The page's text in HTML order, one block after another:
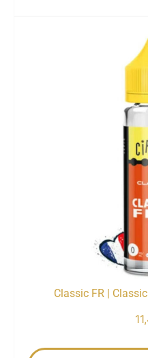
Classic FR |